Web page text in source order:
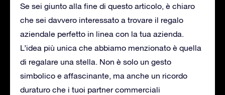
Se sei giunto alla fine di questo articolo, è chiaro
che sei davvero interessato a trovare il regalo
aziendale perfetto in linea con la tua azienda.
L’idea più unica che abbiamo menzionato è quella
di regalare una stella. Non è solo un gesto
simbolico e affascinante, ma anche un ricordo
duraturo che i tuoi partner commerciali